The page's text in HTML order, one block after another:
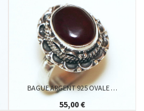
BAGUE ARGENT 925 OVALE …
55,00 €